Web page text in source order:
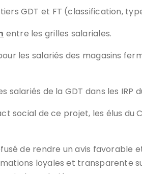
GDT et FT (classification,
entre les grilles salariales.
les salariés des magasins
de la GDT dans les IRP
social de ce projet, les élus du
de rendre un avis favorable
loyales et transparente